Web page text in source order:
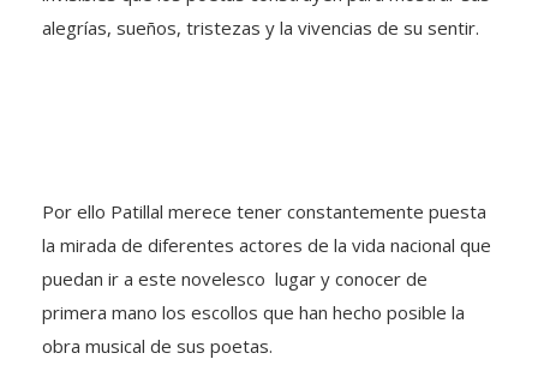
alegrías, sueños, tristezas y la vivencias de su sentir.
Por ello Patillal merece tener constantemente puesta
la mirada de diferentes actores de la vida nacional que
puedan ir a este novelesco lugar y conocer de
primera mano los escollos que han hecho posible la
obra musical de sus poetas.